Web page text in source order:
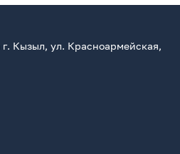
Кызыл, ул. Красноармейская,